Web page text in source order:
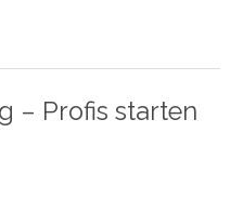
– Profis starten